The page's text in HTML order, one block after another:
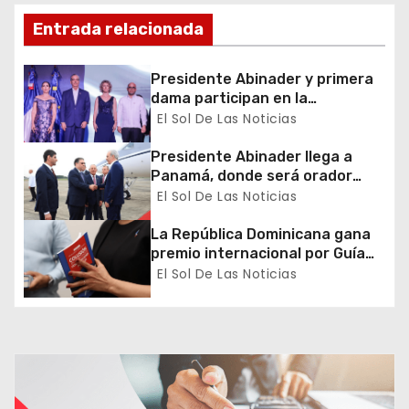
ó
n
d
e
e
n
t
r
Entrada relacionada
Presidente Abinader y primera
dama participan en la
celebración de la Fiesta
Nacional de Francia
El Sol De Las Noticias
Presidente Abinader llega a
Panamá, donde será orador
principal del Congreso Mundial
de Zonas Francas
El Sol De Las Noticias
La República Dominicana gana
premio internacional por Guía
de Prevención y Detección de
Colusión en Compras Públicas
El Sol De Las Noticias